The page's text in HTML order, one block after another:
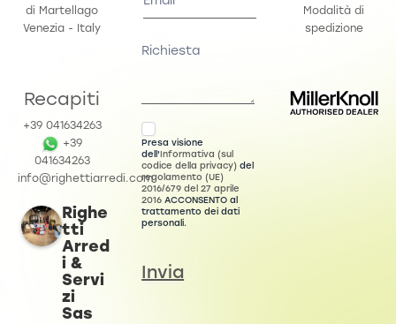
di Martellago
Venezia - Italy
Recapiti
+39 041634263
+39
041634263
info@righettiarredi.com
Righe
tti
Arred
i &
Servi
zi
Sas
Presa visione
dell' Informativa (sul
codice della privacy) del
regolamento (UE)
2016/679 del 27 aprile
2016 ACCONSENTO al
trattamento dei dati
personali.
Invia
Modalità di
spedizione